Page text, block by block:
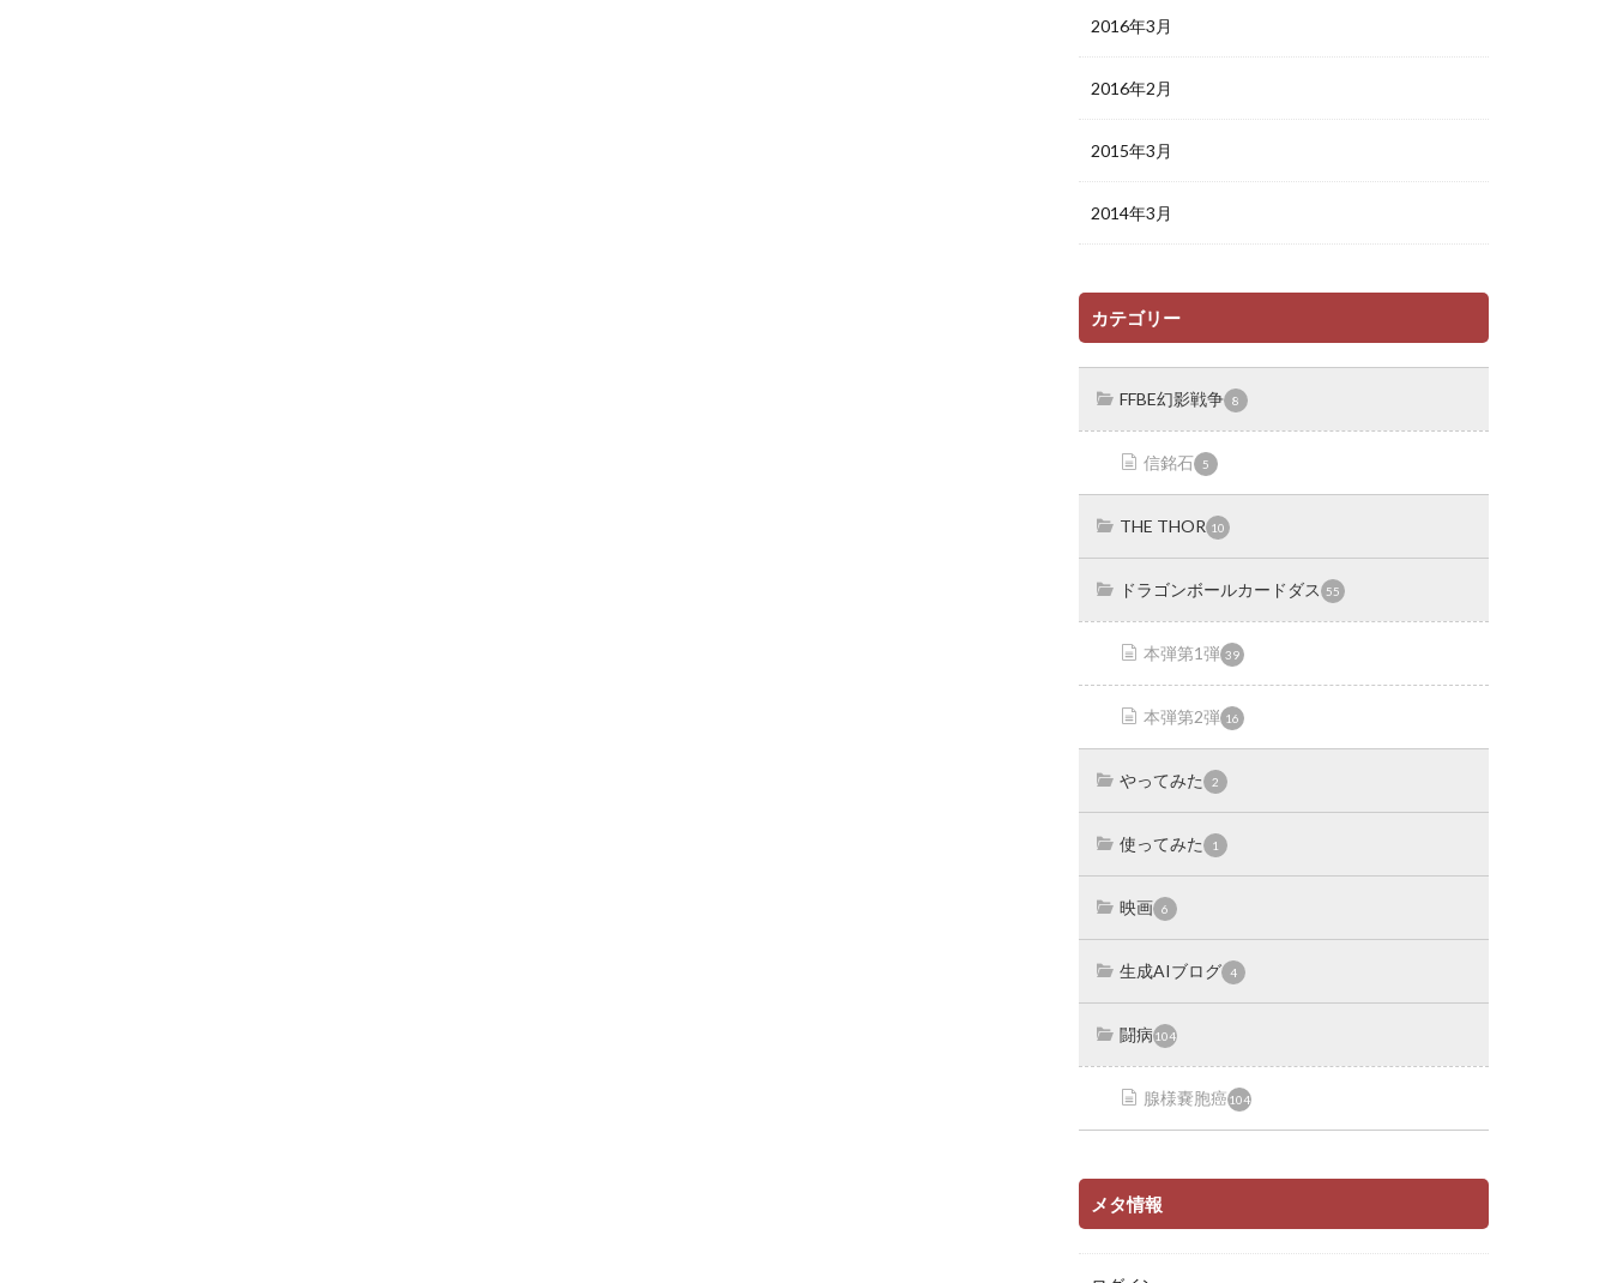
2016年3月
2016年2月
2015年3月
2014年3月
カテゴリー
FFBE幻影戦争 8
信銘石 5
THE THOR 10
ドラゴンボールカードダス 55
本弾第1弾 39
本弾第2弾 16
やってみた 2
使ってみた 1
映画 6
生成AIブログ 4
闘病 104
腺様嚢胞癌 104
メタ情報